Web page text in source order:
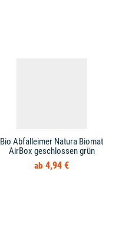
Bio Abfalleimer Natura Biomat
AirBox geschlossen grün
4,94 €